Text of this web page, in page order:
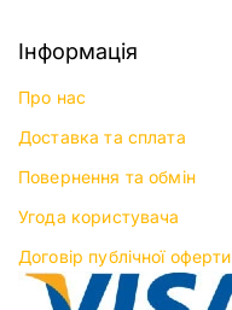
Інформація
Про нас
Доставка та сплата
Повернення та обмін
Угода користувача
Договір публічної оферти